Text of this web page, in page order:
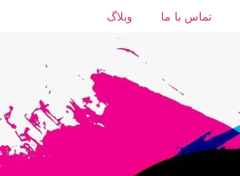
تماس با ما وبلاگ